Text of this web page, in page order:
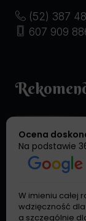
(52) 387
607 909
Ocena
Na podstawie
W imieniu całej
wdzięczność
a szczególnie